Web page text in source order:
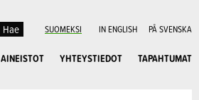
SUOMEKSI IN ENGLISH PÅ SVENSKA
AINEISTOT YHTEYSTIEDOT TAPAHTUMAT